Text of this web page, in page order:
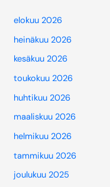
elokuu 2026
heinäkuu 2026
kesäkuu 2026
toukokuu 2026
huhtikuu 2026
maaliskuu 2026
helmikuu 2026
tammikuu 2026
joulukuu 2025